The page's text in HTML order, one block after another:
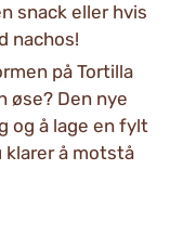
snack eller hvis
nachos!
på Tortilla
øse? Den nye
og å lage en fylt
klarer å motstå